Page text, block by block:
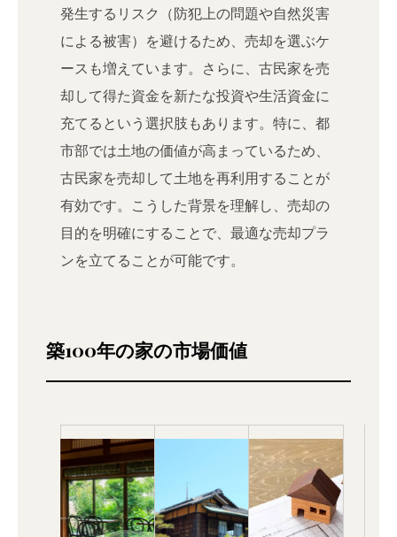
発生するリスク（防犯上の問題や自然災害
による被害）を避けるため、売却を選ぶケ
ースも増えています。さらに、古民家を売
却して得た資金を新たな投資や生活資金に
充てるという選択肢もあります。特に、都
市部では土地の価値が高まっているため、
古民家を売却して土地を再利用することが
有効です。こうした背景を理解し、売却の
目的を明確にすることで、最適な売却プラ
ンを立てることが可能です。
築100年の家の市場価値